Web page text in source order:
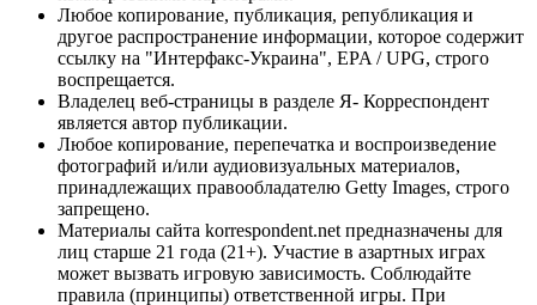
Любое копирование, публикация, републикация и
другое распространение информации, которое содержит
ссылку на "Интерфакс-Украина", EPA / UPG, строго
воспрещается.
Владелец веб-страницы в разделе Я- Корреспондент
является автор публикации.
Любое копирование, перепечатка и воспроизведение
фотографий и/или аудиовизуальных материалов,
принадлежащих правообладателю Getty Images, строго
запрещено.
Материалы сайта korrespondent.net предназначены для
лиц старше 21 года (21+). Участие в азартных играх
может вызвать игровую зависимость. Соблюдайте
правила (принципы) ответственной игры. При